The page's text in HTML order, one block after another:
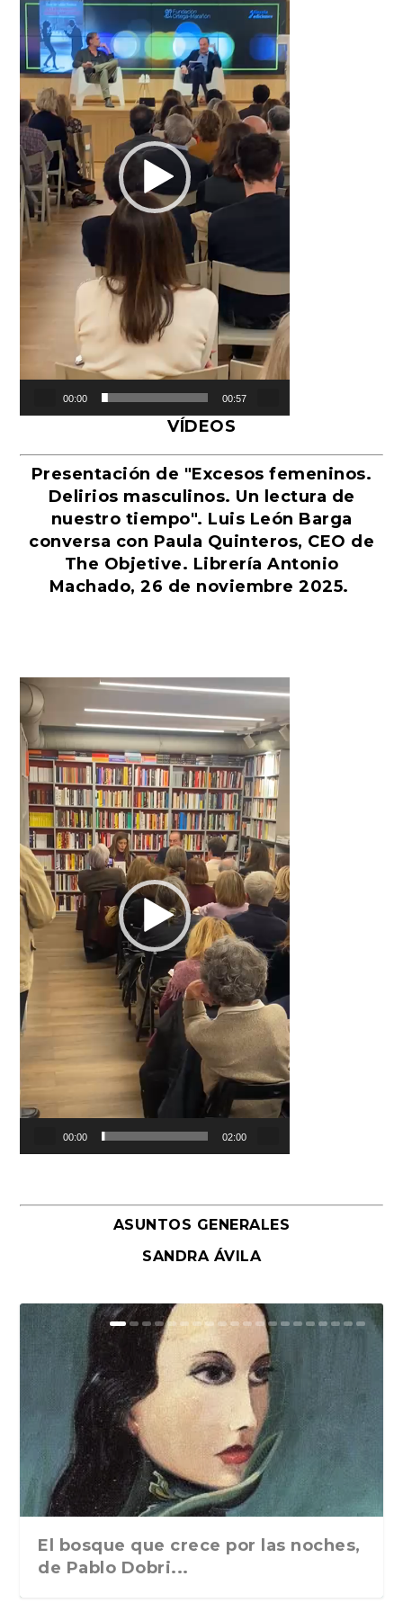
00:00 00:57
VÍDEOS
Presentación de "Excesos femeninos.
Delirios masculinos. Un lectura de
nuestro tiempo". Luis León Barga
conversa con Paula Quinteros, CEO de
The Objetive. Librería Antonio
Machado, 26 de noviembre 2025.
Reproductor
de
vídeo
00:00 02:00
ASUNTOS GENERALES
SANDRA ÁVILA
El bosque que crece por las noches,
de Pablo Dobri...